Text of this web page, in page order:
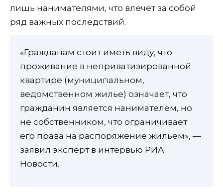
лишь нанимателями, что влечет за собой
ряд важных последствий.
«Гражданам стоит иметь виду, что
проживание в неприватизированной
квартире (муниципальном,
ведомственном жилье) означает, что
гражданин является нанимателем, но
не собственником, что ограничивает
его права на распоряжение жильем», —
заявил эксперт в интервью РИА
Новости.